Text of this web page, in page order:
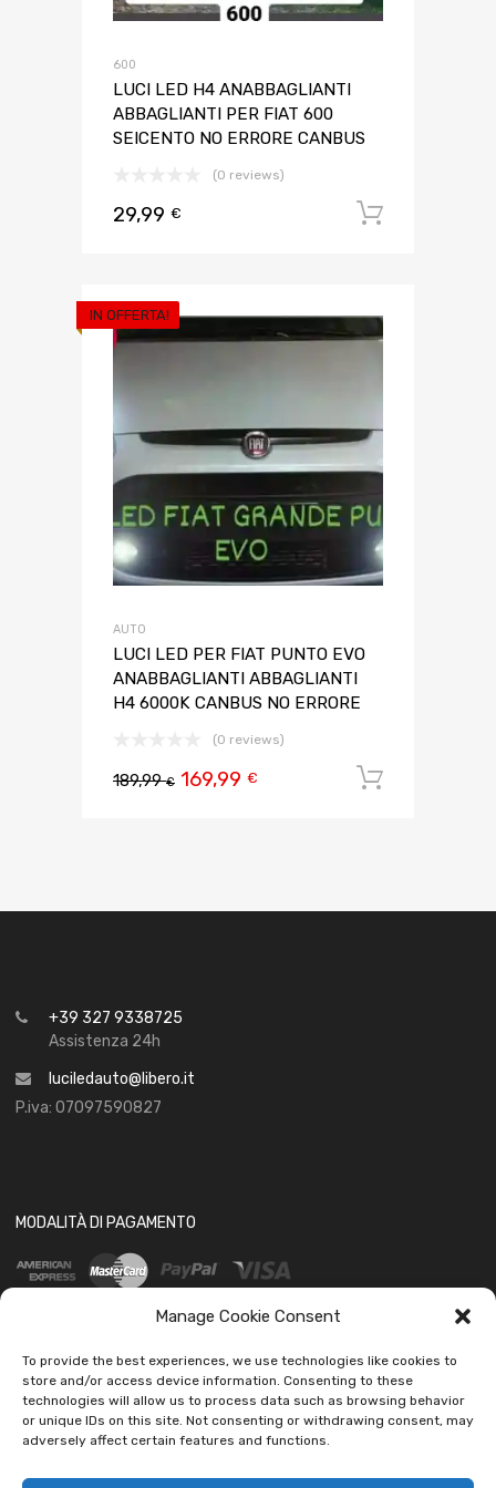
Manage Cookie Consent
To provide the best experiences, we use technologies like cookies to
store and/or access device information. Consenting to these
technologies will allow us to process data such as browsing behavior
or unique IDs on this site. Not consenting or withdrawing consent, may
adversely affect certain features and functions.
600
LUCI LED H4 ANABBAGLIANTI
ABBAGLIANTI PER FIAT 600
SEICENTO NO ERRORE CANBUS
(0 reviews)
29,99 €
IN OFFERTA!
AUTO
LUCI LED PER FIAT PUNTO EVO
ANABBAGLIANTI ABBAGLIANTI
H4 6000K CANBUS NO ERRORE
(0 reviews)
189,99€ 169,99 €
+39 327 9338725
Assistenza 24h
luciledauto@libero.it
P.iva: 07097590827
MODALITÀ DI PAGAMENTO
SOCIAL